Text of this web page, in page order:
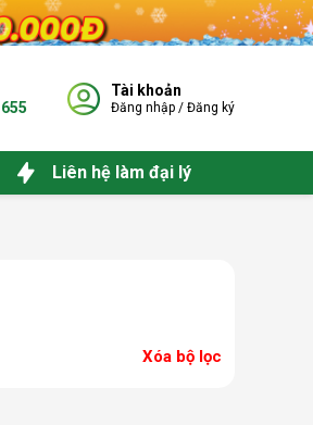
Tài khoản
Đăng nhập / Đăng ký
Liên hệ làm đại lý
Xóa bộ lọc